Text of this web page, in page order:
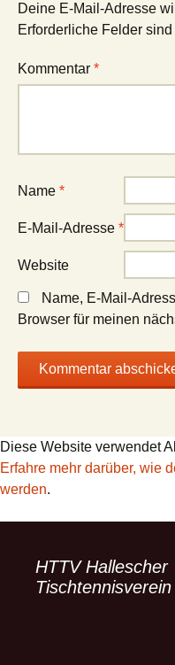
Deine E-Mail-Adresse
Erforderliche Felder
Kommentar *
Name *
E-Mail-Adresse *
Website
Name, E-Mail-
Browser für meinen
Diese Website verwendet
Erfahre mehr darüber, wie
werden.
HTTV Hallescher
Tischtennisverein